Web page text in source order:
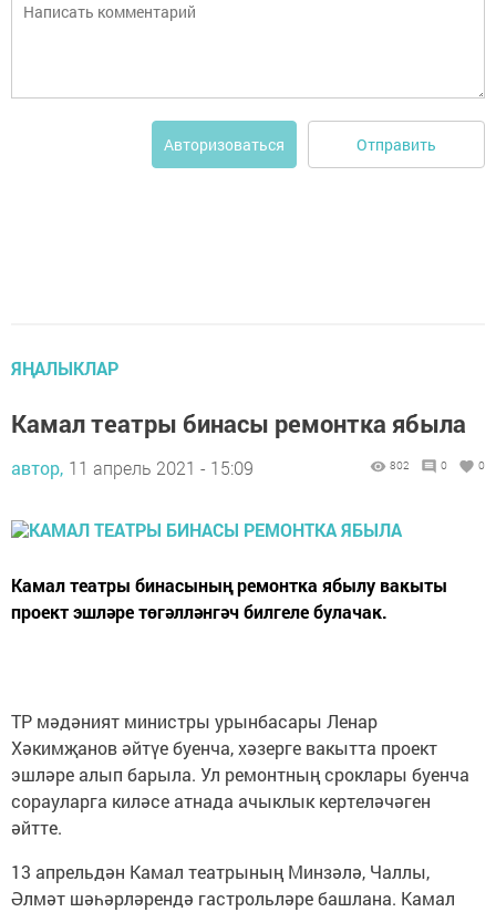
Авторизоваться Отправить
ЯҢАЛЫКЛАР
Камал театры бинасы ремонтка ябыла
автор, 11 апрель 2021 - 15:09 802 0 0
Камал театры бинасының ремонтка ябылу вакыты
проект эшләре төгәлләнгәч билгеле булачак.
ТР мәдәният министры урынбасары Ленар
Хәкимҗанов әйтүе буенча, хәзерге вакытта проект
эшләре алып барыла. Ул ремонтның сроклары буенча
сорауларга киләсе атнада ачыклык кертеләчәген
әйтте.
13 апрельдән Камал театрының Минзәлә, Чаллы,
Әлмәт шәһәрләрендә гастрольләре башлана. Камал